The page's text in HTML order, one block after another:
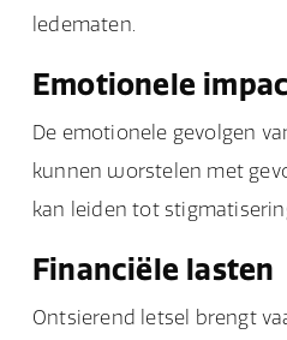
ledematen.
Emotionele
De emotionele gevolgen
kunnen worstelen met
kan leiden tot
Financiële lasten
Ontsierend letsel brengt